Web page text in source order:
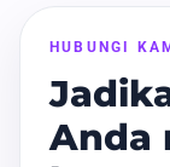
HUBUNGI
Anda